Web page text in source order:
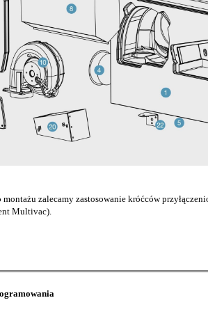
montażu zalecamy zastosowanie króćców
(producent